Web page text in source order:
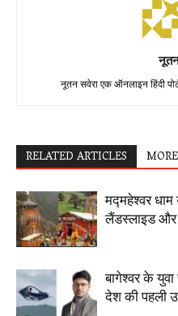
नूतन सवेरा एक ऑनलाइन हिंदी
RELATED ARTICLES
मद्महेश्वर
लैंडस्लाइड और
बागेश्वर के युवा
देश की पहली